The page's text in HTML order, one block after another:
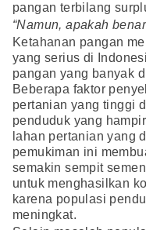
pangan terbilang
“Namun, apakah
Ketahanan pangan
yang serius di
pangan yang banyak
Beberapa faktor
pertanian yang tinggi
penduduk yang
lahan pertanian yang
pemukiman ini
semakin sempit
untuk menghasilkan
karena populasi
meningkat.